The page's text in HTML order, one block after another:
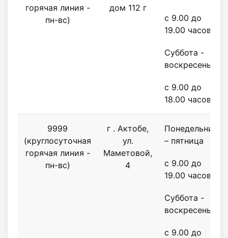
горячая линия -
пн-вс)
дом 112 г
с 9.00 до
19.00 часов
Суббота -
воскресенье
с 9.00 до
18.00 часов
9999
(круглосуточная
горячая линия -
пн-вс)
г . Актобе,
ул.
Маметовой,
4
Понедельник
– пятница
с 9.00 до
19.00 часов
Суббота -
воскресенье
с 9.00 до